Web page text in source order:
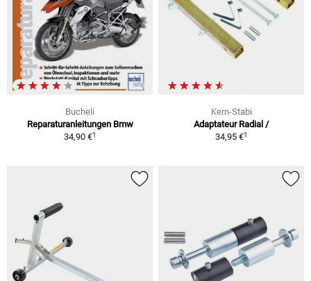
Bucheli
Reparaturanleitungen Bmw
34,90 €1
Kern-Stabi
Adaptateur Radial /
34,95 €1